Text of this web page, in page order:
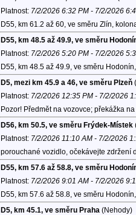
Platnost: 7/2/2026 6:32 PM - 7/2/2026
D55, km 61.2 až 60, ve směru Zlín,
D55, km 48.5 až 49.9, ve směru
Platnost: 7/2/2026 5:20 PM - 7/2/2026
D55, km 48.5 až 49.9, ve směru
D5, mezi km 45.9 a 46, ve směru Plzeň
Platnost: 7/2/2026 12:35 PM - 7/2/2026
Pozor! Předmět na vozovce; překážka
D56, km 50.5, ve směru Frýdek-Místek
Platnost: 7/2/2026 11:10 AM - 7/2/2026
porouchané vozidlo, očekávejte zdržení
D55, km 57.6 až 58.8, ve směru
Platnost: 7/2/2026 9:01 AM - 7/2/2026
D55, km 57.6 až 58.8, ve směru
D5, km 45.1, ve směru Praha (Nehody)